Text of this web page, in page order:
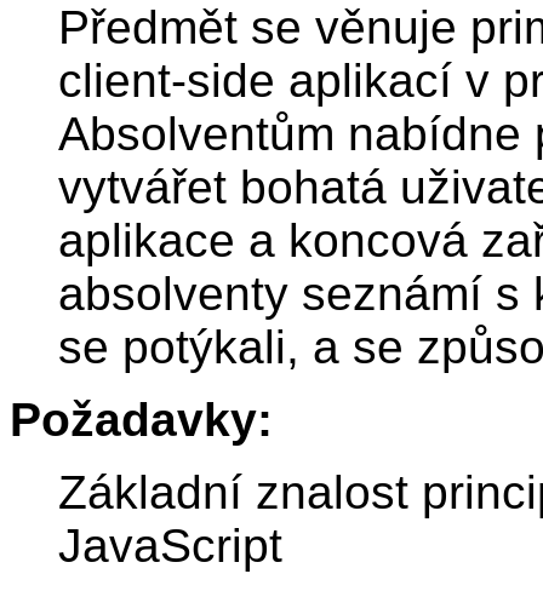
Předmět se věnuje
client-side aplikací v
Absolventům nabídne
vytvářet bohatá
aplikace a koncová
absolventy seznámí s
se potýkali, a se
Požadavky:
Základní znalost
JavaScript